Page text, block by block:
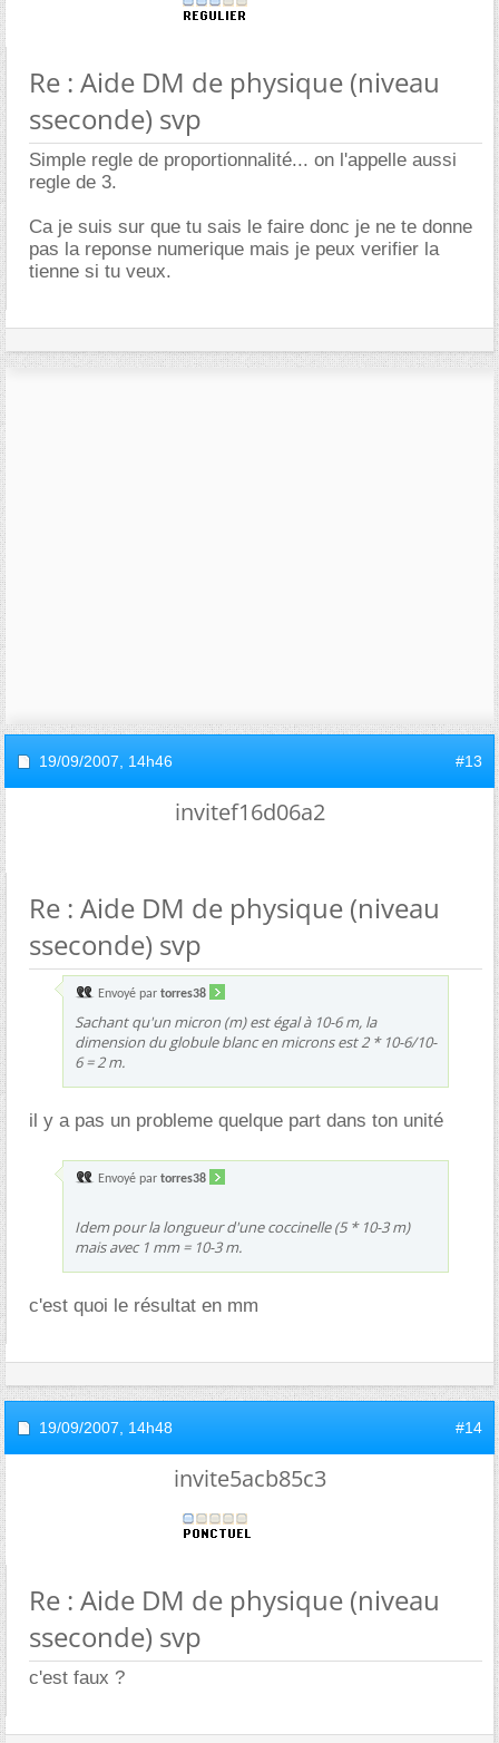
Re : Aide DM de physique (niveau
sseconde) svp
Simple regle de proportionnalité... on l'appelle aussi
regle de 3.
Ca je suis sur que tu sais le faire donc je ne te donne
pas la reponse numerique mais je peux verifier la
tienne si tu veux.
19/09/2007, 14h46 #13
invitef16d06a2
Re : Aide DM de physique (niveau
sseconde) svp
Envoyé par torres38
Sachant qu'un micron (m) est égal à 10-6 m, la
dimension du globule blanc en microns est 2 * 10-6/10-
6 = 2 m.
il y a pas un probleme quelque part dans ton unité
Envoyé par torres38
Idem pour la longueur d'une coccinelle (5 * 10-3 m)
mais avec 1 mm = 10-3 m.
c'est quoi le résultat en mm
19/09/2007, 14h48 #14
invite5acb85c3
Re : Aide DM de physique (niveau
sseconde) svp
c'est faux ?